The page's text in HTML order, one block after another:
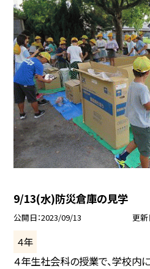
9/13(水)防災倉庫の見学
公開日 2023/09/13 更新
４年
４年生社会科の授業で、学校内